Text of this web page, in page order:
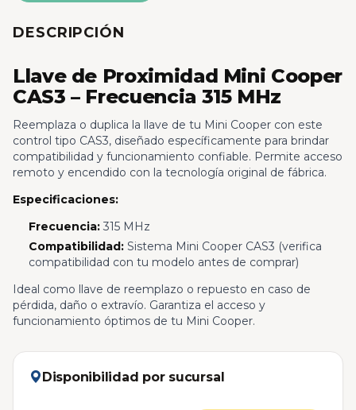
DESCRIPCIÓN
Llave de Proximidad Mini Cooper
CAS3 – Frecuencia 315 MHz
Reemplaza o duplica la llave de tu Mini Cooper con este
control tipo CAS3, diseñado específicamente para brindar
compatibilidad y funcionamiento confiable. Permite acceso
remoto y encendido con la tecnología original de fábrica.
Especificaciones:
Frecuencia:315 MHz
Compatibilidad:Sistema Mini Cooper CAS3 (verifica
compatibilidad con tu modelo antes de comprar)
Ideal como llave de reemplazo o repuesto en caso de
pérdida, daño o extravío. Garantiza el acceso y
funcionamiento óptimos de tu Mini Cooper.
Disponibilidad por sucursal